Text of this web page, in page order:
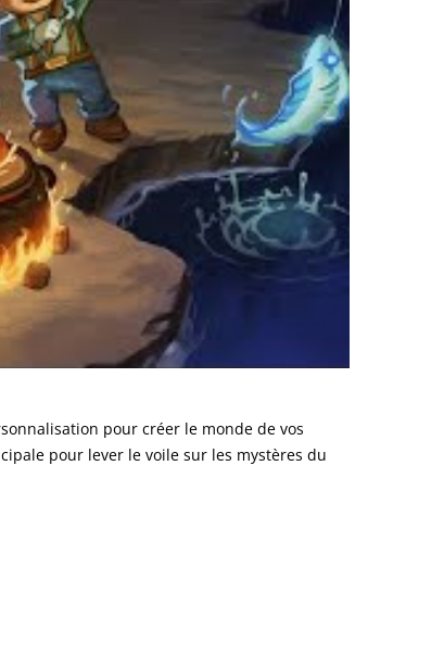
pour créer le monde de vos
pour lever le voile sur les mystères du